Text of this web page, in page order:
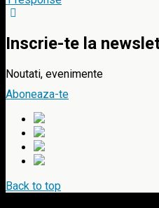
Inscrie-te la
Noutati, evenimente
Aboneaza-te
Back to top